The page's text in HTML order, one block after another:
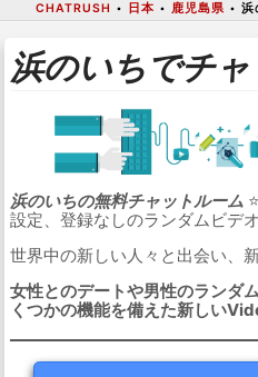
CHATRUSH • 日本 • 鹿児島県 • 浜
浜のいちでチ
浜のいちの無料チャットルーム
設定、登録なしのランダムビデ
世界中の新しい人々と出会い、
女性とのデートや男性のランダ
くつかの機能を備えた新しい